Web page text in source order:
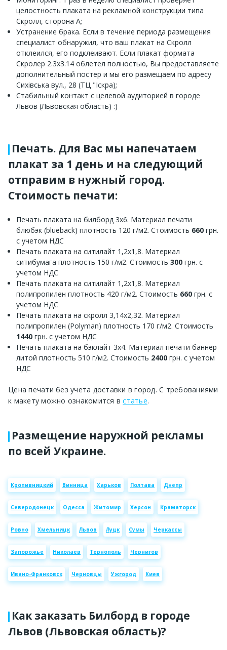
целостность плаката на рекламной конструкции типа
Скролл, сторона A;
Устранение брака. Если в течение периода размещения
специалист обнаружил, что ваш плакат на Скролл
отклеился, его подклеивают. Если плакат формата
Скролер 2.3х3.14 облетел полностью, Вы предоставляете
дополнительный постер и мы его размещаем по адресу
Сихівська вул., 28 (ТЦ "Іскра);
Стабильный контакт с целевой аудиторией в городе
Львов (Львовская область) :)
Печать. Для Вас мы напечатаем
плакат за 1 день и на следующий
отправим в нужный город.
Стоимость печати:
Печать плаката на билборд 3х6. Материал печати
блюбэк (blueback) плотность 120 г/м2. Стоимость 660 грн.
с учетом НДС
Печать плаката на ситилайт 1,2х1,8. Материал
ситибумага плотность 150 г/м2. Стоимость 300 грн. с
учетом НДС
Печать плаката на ситилайт 1,2х1,8. Материал
полипропилен плотность 420 г/м2. Стоимость 660 грн. с
учетом НДС
Печать плаката на скролл 3,14х2,32. Материал
полипропилен (Polyman) плотность 170 г/м2. Стоимость
1440 грн. с учетом НДС
Печать плаката на бэклайт 3х4. Материал печати баннер
литой плотность 510 г/м2. Стоимость 2400 грн. с учетом
НДС
Цена печати без учета доставки в город. С требованиями
к макету можно ознакомится встатье.
Размещение наружной рекламы
по всей Украине.
Кропивницкий Винница Харьков Полтава Днепр
Северодонецк Одесса Житомир Херсон Краматорск
Ровно Хмельницк Львов Луцк Сумы Черкассы
Запорожье Николаев Тернополь Чернигов
Ивано-Франковск Черновцы Ужгород Киев
Как заказать Билборд в городе
Львов (Львовская область)?